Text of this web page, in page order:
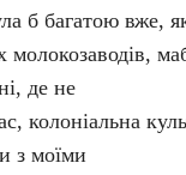
б багатою вже,
молокозаводів,
де не
колоніальна
з моїми